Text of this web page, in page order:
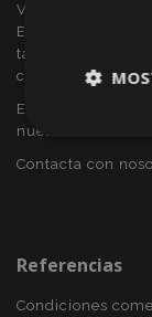
VTVAUTO es
Europa, de
tapacubos,
cubiertas
Eres interesado
nuestro socio?
Contacta con
Referencias
Condiciones